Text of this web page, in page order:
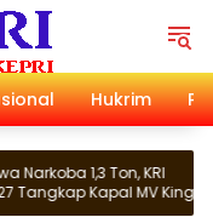
Hukrim
Ton, KRI
Kapal MV King